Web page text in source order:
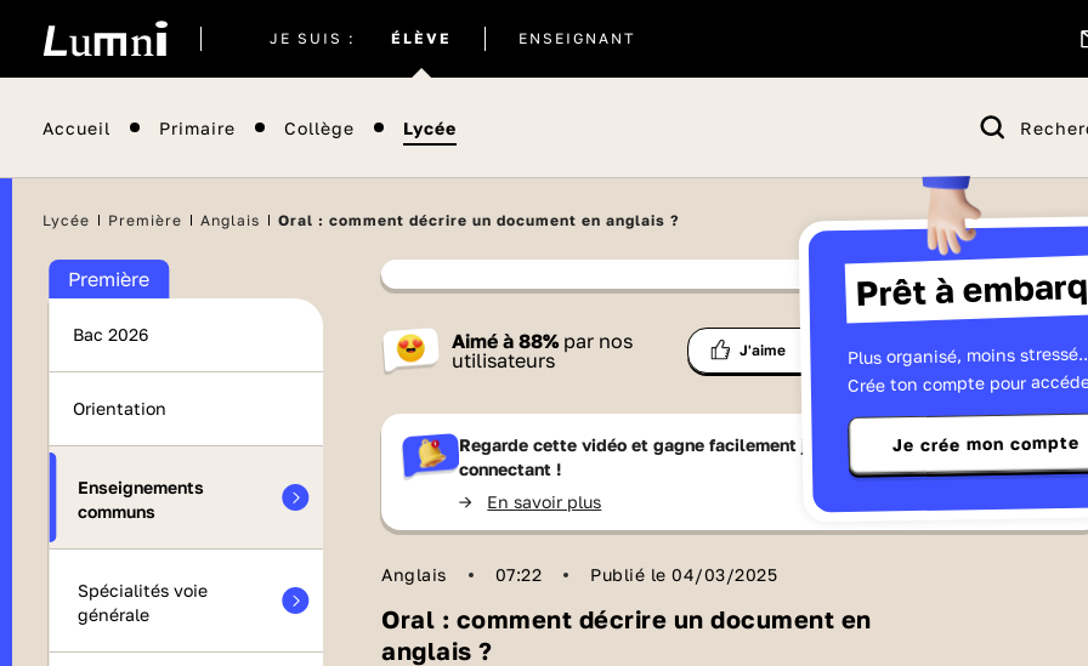
JE SUIS : ÉLÈVE
actuel
ENSEIGNANT
Accueil Primaire Collège Lycée
Prêt à
Plus organisé, moins
Crée ton compte pour
Je crée mon compte
Lycée Première Anglais Oral : comment décrire un document en anglais ?
Première
Bac 2026
Orientation
Enseignements
communs
Spécialités voie
générale
Contenu proposé par
France Télévisions
Aimé à88% par nos
utilisateurs
J'aime
liste
Partager
Regarde cette vidéo et gagne facilement jusqu'à 15 Lumnizen te
connectant !
-> En savoir plus
Anglais 07:22 Publié le 04/03/2025
Oral : comment décrire un document en
anglais ?